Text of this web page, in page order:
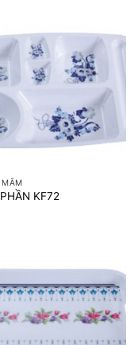
KF72